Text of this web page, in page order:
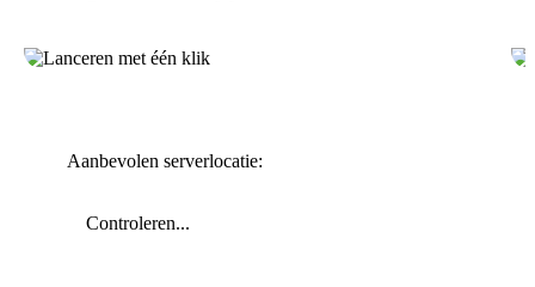
Aanbevolen serverlocatie:
Controleren...